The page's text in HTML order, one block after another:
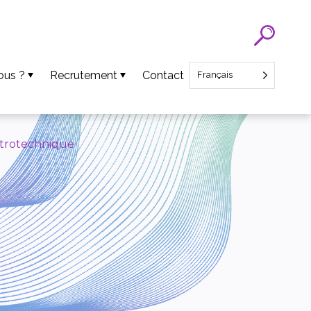
? Recrutement
Recrutement CEO Startup
Contact Français